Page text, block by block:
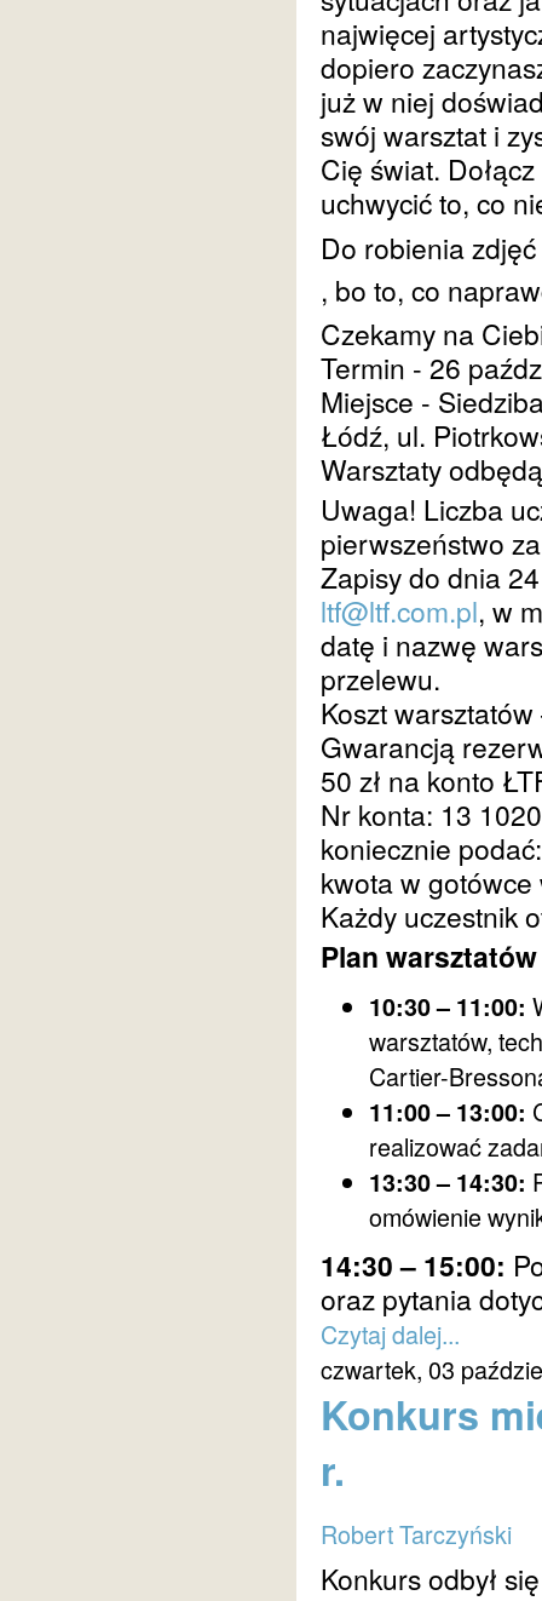
najwięcej
dopiero
już w niej
swój warsztat i
Cię świat.
uchwycić to, co
Do robienia
, bo to, co
Czekamy na
Termin - 26
Miejsce -
Łódź, ul.
Warsztaty
Uwaga! Liczba
pierwszeństwo
Zapisy do dnia
ltf@ltf.com.pl, w
datę i nazwę
przelewu.
Koszt warsztatów
Gwarancją
50 zł na konto
Nr konta: 13
koniecznie
kwota w
Każdy uczestnik
Plan warsztatów
10:30 – 11:00:
warsztatów,
Cartier-
11:00 – 13:00:
realizować
13:30 – 14:30:
omówienie
14:30 – 15:00:
oraz pytania
Czytaj dalej...
czwartek, 03
Konkurs
r.
Robert Tarczyński
Konkurs odbył